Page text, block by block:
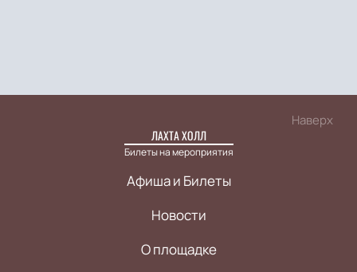
Наверх
ЛАХТА ХОЛЛ
Билеты на мероприятия
Афиша и Билеты
Новости
О площадке